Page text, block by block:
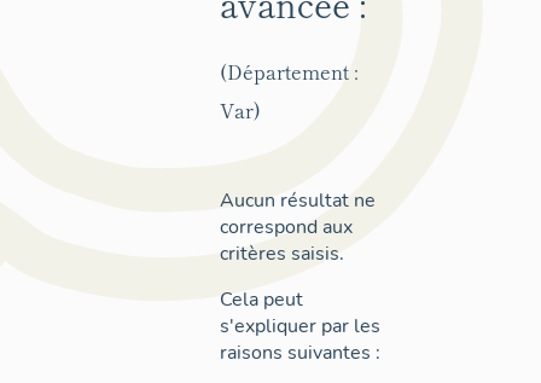
(Département :
Var)
Aucun résultat ne
correspond aux
critères saisis.
Cela peut
s'expliquer par les
raisons suivantes :